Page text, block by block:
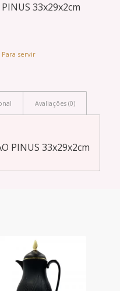
33x29x2cm
Para servir
Avaliações (0)
PINUS 33x29x2cm